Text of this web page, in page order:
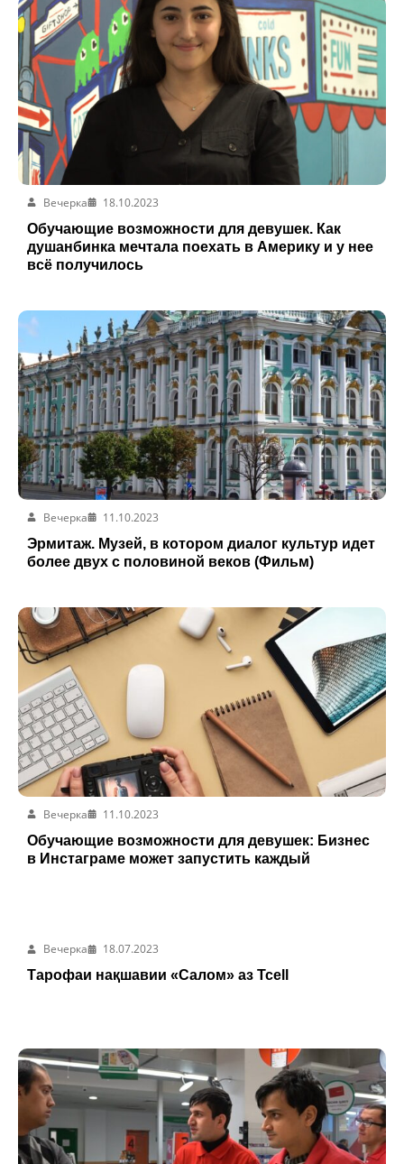
Вечерка
18.10.2023
Обучающие возможности для девушек. Как
душанбинка мечтала поехать в Америку и у нее
всё получилось
Вечерка
11.10.2023
Эрмитаж. Музей, в котором диалог культур идет
более двух с половиной веков (Фильм)
Вечерка
11.10.2023
Обучающие возможности для девушек: Бизнес
в Инстаграме может запустить каждый
Вечерка
18.07.2023
Тарофаи нақшавии «Салом» аз Tcell